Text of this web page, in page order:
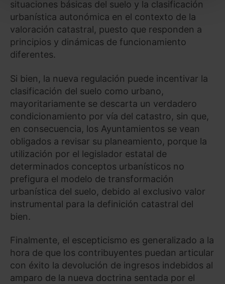
También puedesconfigurarlas cookies y
seleccionar solo aquellas que quieras permitir en tu
navegador. Si no seleccionas ninguna utilizaremos
las que sean indispensables para la navegación.
situaciones básicas del suelo y la clasificación
urbanística autonómica en el contexto de la
valoración catastral, puesto que responden a
principios y dinámicas de funcionamiento
diferentes.
Si bien, la nueva regulación puede incentivar la
clasificación del suelo como urbano,
mayoritariamente se descarta un verdadero
condicionamiento por vía del catastro, sin que,
en consecuencia, los Ayuntamientos se vean
obligados a revisar su planeamiento, porque la
utilización por el legislador estatal de
determinados conceptos urbanísticos no
prefigura el modelo de transformación
urbanística del suelo, debido al exclusivo valor
instrumental para la definición catastral del
bien.
Finalmente, el escepticismo es generalizado a la
hora de que los contribuyentes puedan articular
con éxito la devolución de ingresos indebidos al
amparo de la nueva doctrina sentada por el